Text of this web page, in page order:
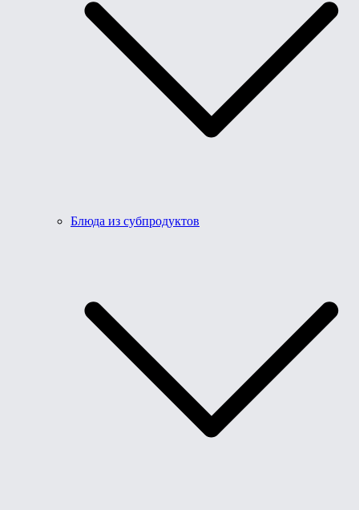
Блюда из субпродуктов